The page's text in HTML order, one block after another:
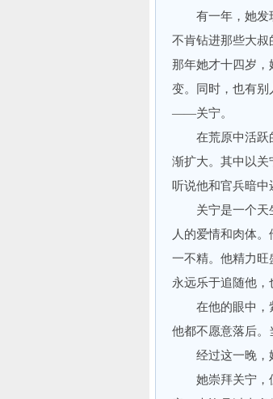
有一年，她发现
不肯钻进那些大叔
那年她才十四岁
变。同时，也有
——关宁。
在荒原中活跃的
渐扩大。其中以关
听说他和官兵暗中
关宁是一个天生
人的爱情和肉体
一不精。他精力
永远乐于追随他，
在他的眼中，紫
他都不愿意落后。
经过这一晚，她
她崇拜关宁，但